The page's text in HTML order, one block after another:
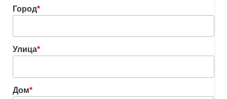
Город*
Улица*
Дом*